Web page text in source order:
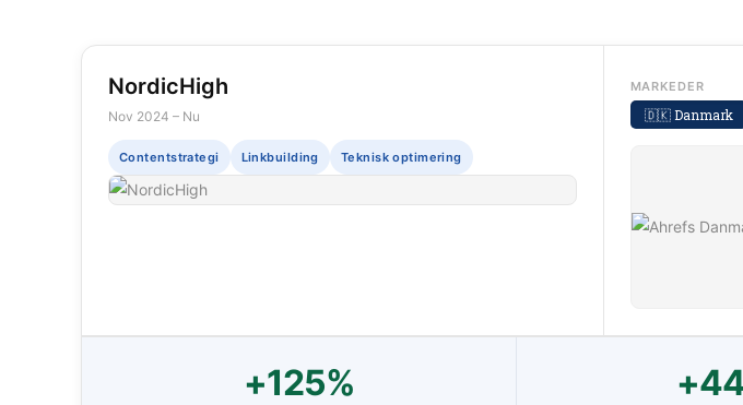
NordicHigh
Nov 2024 – Nu
Contentstrategi Linkbuilding Teknisk optimering
MARKEDER
🇩🇰 Danmark
+125%